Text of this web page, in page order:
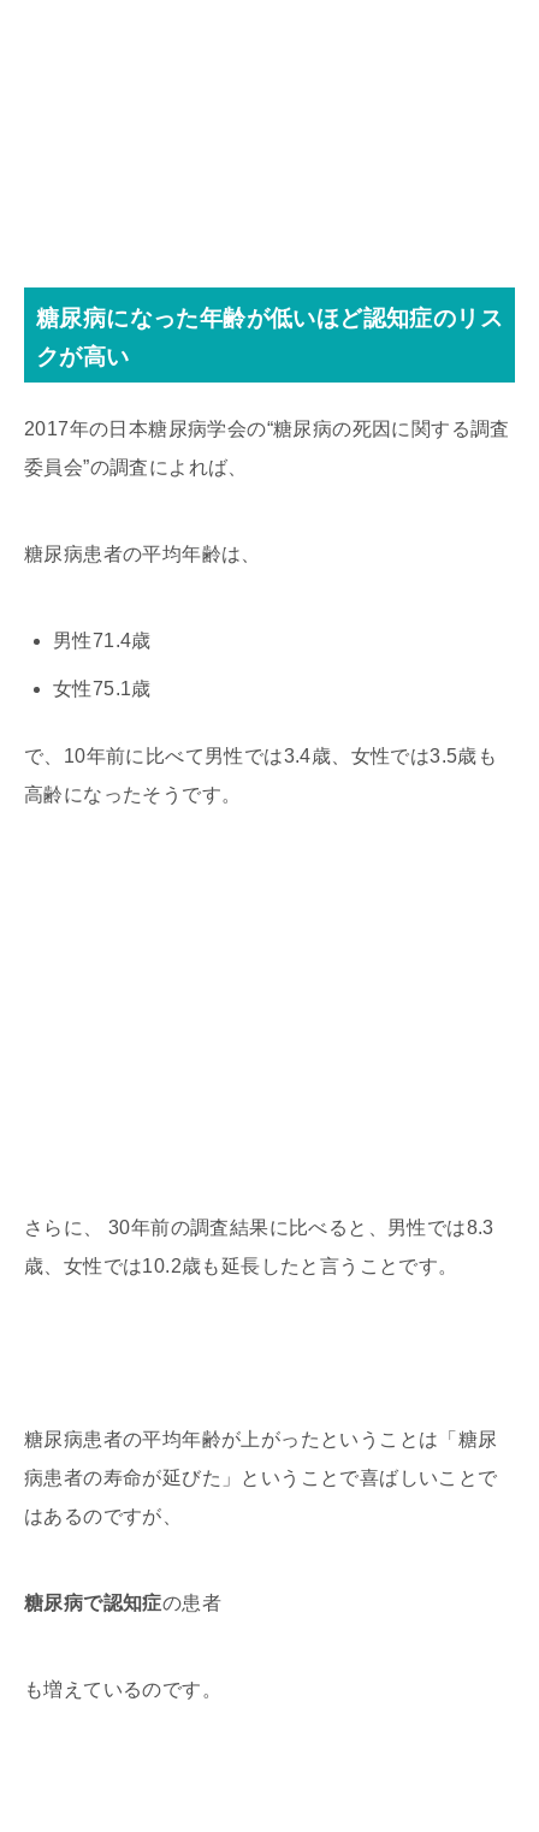
糖尿病になった年齢が低いほど認知症のリス
クが高い
2017年の日本糖尿病学会の“糖尿病の死因に関する調査
委員会”の調査によれば、
糖尿病患者の平均年齢は、
男性71.4歳
女性75.1歳
で、10年前に比べて男性では3.4歳、女性では3.5歳も
高齢になったそうです。
さらに、 30年前の調査結果に比べると、男性では8.3
歳、女性では10.2歳も延長したと言うことです。
糖尿病患者の平均年齢が上がったということは「糖尿
病患者の寿命が延びた」ということで喜ばしいことで
はあるのですが、
糖尿病で認知症の患者
も増えているのです。